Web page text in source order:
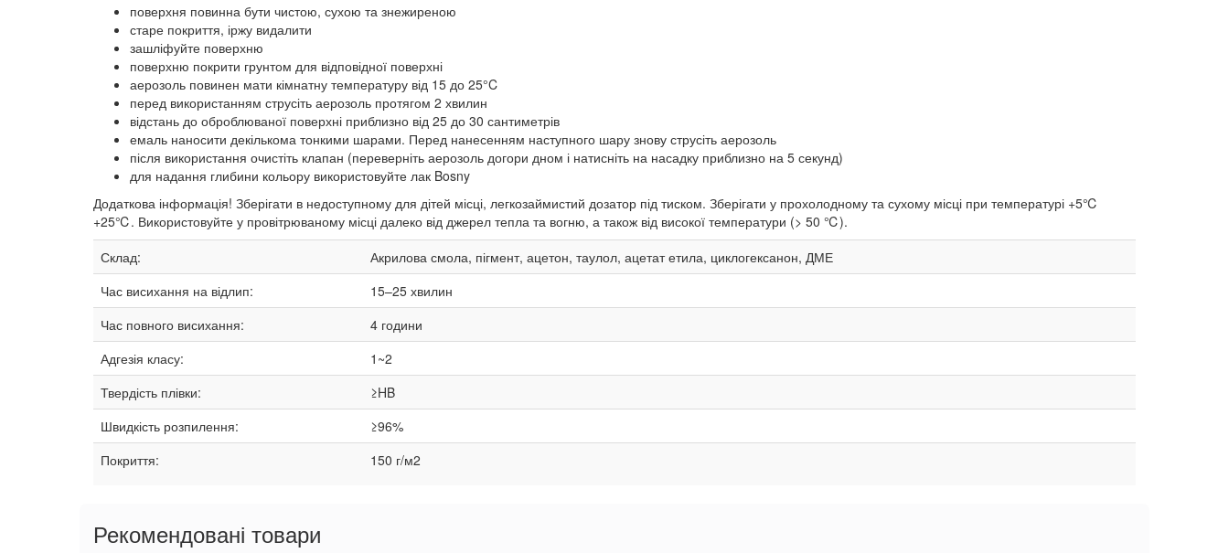
поверхня повинна бути чистою, сухою та знежиреною
старе покриття, іржу видалити
зашліфуйте поверхню
поверхню покрити грунтом для відповідної поверхні
аерозоль повинен мати кімнатну температуру від 15 до 25°C
перед використанням струсіть аерозоль протягом 2 хвилин
відстань до оброблюваної поверхні приблизно від 25 до 30 сантиметрів
емаль наносити декількома тонкими шарами. Перед нанесенням наступного шару знову струсіть аерозоль
після використання очистіть клапан (переверніть аерозоль догори дном і натисніть на насадку приблизно на 5 секунд)
для надання глибини кольору використовуйте лак Bosny
Додаткова інформація! Зберігати в недоступному для дітей місці, легкозаймистий дозатор під тиском. Зберігати у прохолодному та сухому місці при температурі +5℃
+25℃. Використовуйте у провітрюваному місці далеко від джерел тепла та вогню, а також від високої температури (> 50 ℃).
Склад:
Акрилова смола, пігмент, ацетон, таулол, ацетат етила, циклогексанон, ДМЕ
Час висихання на відлип:
15–25 хвилин
Час повного висихання:
4 години
Адгезія класу:
1~2
Твердість плівки:
≥HB
Швидкість розпилення:
≥96%
Покриття:
150 г/м2
Рекомендовані товари